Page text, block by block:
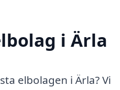
i Ärla
elbolagen i Ärla? Vi